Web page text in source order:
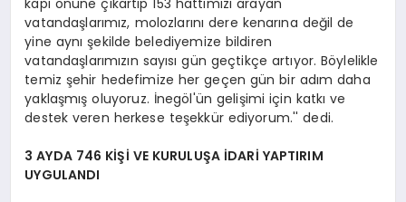
vatandaşlarımız, molozlarını dere kenarına değil de
yine aynı şekilde belediyemize bildiren
vatandaşlarımızın sayısı gün geçtikçe artıyor. Böylelikle
temiz şehir hedefimize her geçen gün bir adım daha
yaklaşmış oluyoruz. İnegöl'ün gelişimi için katkı ve
destek veren herkese teşekkür ediyorum.'' dedi.
3 AYDA 746 KİŞİ VE KURULUŞA İDARİ YAPTIRIM
UYGULANDI